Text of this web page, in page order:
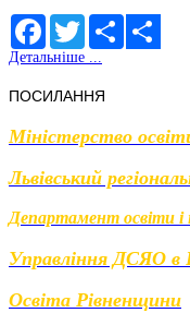
FacebookTwitter Share
Share
Детальніше ...
ПОСИЛАННЯ
Міністерство
Львівський
Департамент освіти
Управління ДСЯО в
Освіта Рівненщини